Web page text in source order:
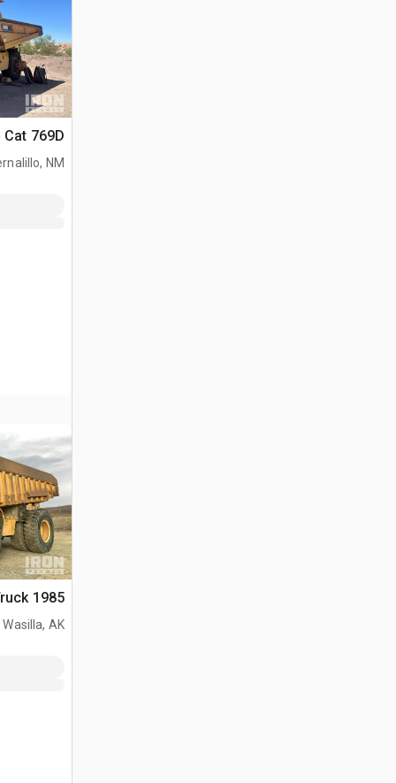
Cat 769D شاحنة صخور
NM
1985 Cat 773B Haul Truck
Wasilla, AK